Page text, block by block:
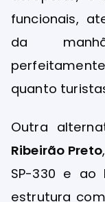
funcionais,
da
quanto
Outra
Ribeirão Preto
SP-330 e ao
estrutura